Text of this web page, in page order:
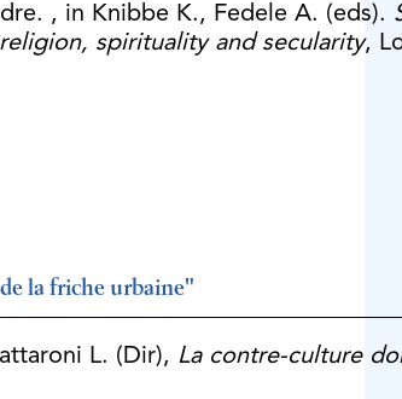
, in Knibbe K., Fedele A. (eds).
spirituality and secularity,
la friche urbaine"
L. (Dir), La contre-culture